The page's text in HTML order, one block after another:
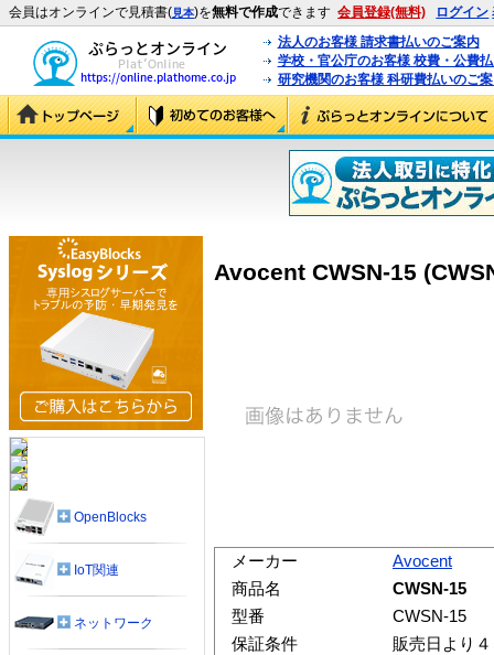
会員はオンラインで見積書(見本)を無料で作成できます 会員登録(無料) ログイン
法人のお客様 請求書払いのご案内
学校・官公庁のお客様 校費・公費
研究機関のお客様 科研費払いのご
Avocent CWSN-15
メーカー
Avocent
商品名
CWSN-15
型番
CWSN-15
保証条件
販売日より
OpenBlocks
IoT関連
ネットワーク